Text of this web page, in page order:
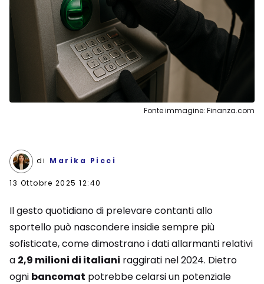
Fonte immagine: Finanza.com
di Marika Picci
13 Ottobre 2025 12:40
Il gesto quotidiano di prelevare contanti allo
sportello può nascondere insidie sempre più
sofisticate, come dimostrano i dati allarmanti relativi
a 2,9 milioni di italiani raggirati nel 2024. Dietro
ogni bancomat potrebbe celarsi un potenziale